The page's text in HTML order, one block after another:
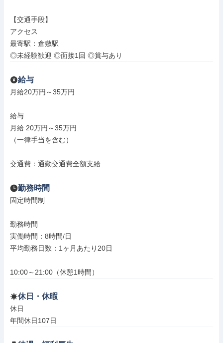
【交通手段】
アクセス
最寄駅：倉敷駅
◎未経験歓迎 ◎面接1回 ◎賞与あり
給与
月給20万円～35万円
給与
月給 20万円～35万円
（一律手当を含む）
交通費：通勤交通費全額支給
勤務時間
固定時間制
勤務時間
実働時間：8時間/日
平均勤務日数：1ヶ月あたり20日
10:00～21:00（休憩1時間）
休日・休暇
休日
年間休日107日